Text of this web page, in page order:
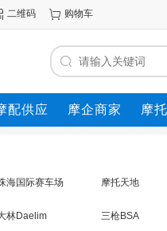
二维码 购物车
配供应 摩企商家 摩
海国际赛车场 摩托天地
林Daelim 三枪BSA